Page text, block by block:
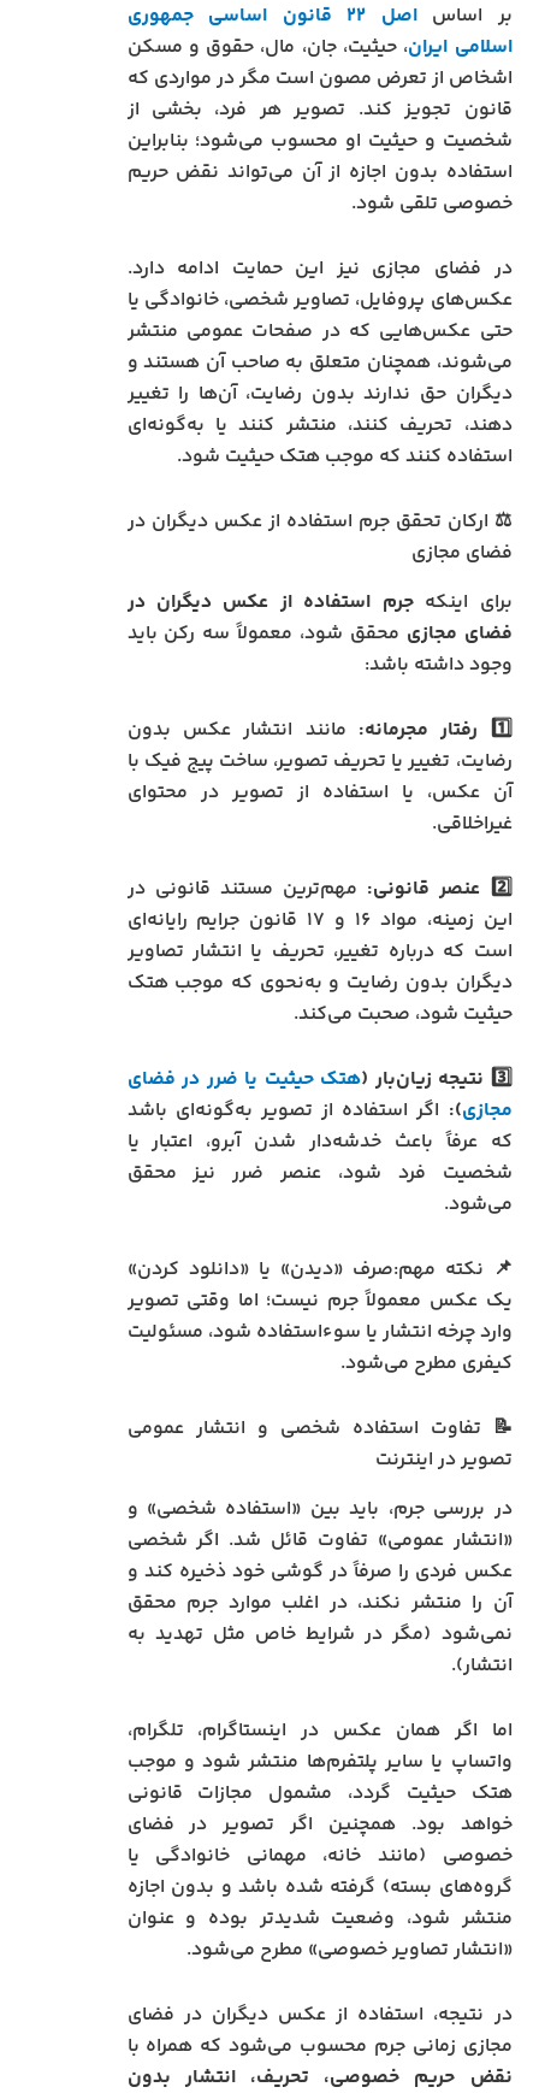
بر اساس
اصل ۲۲ قانون اساسی جمهوری
اسلامی ایران، حیثیت، جان، مال، حقوق و مسکن
اشخاص از تعرض مصون است مگر در مواردی که
قانون تجویز کند. تصویر هر فرد، بخشی از
شخصیت و حیثیت او محسوب می‌شود؛ بنابراین
استفاده بدون اجازه از آن می‌تواند نقض حریم
خصوصی تلقی شود.
در فضای مجازی نیز این حمایت ادامه دارد.
عکس‌های پروفایل، تصاویر شخصی، خانوادگی یا
حتی عکس‌هایی که در صفحات عمومی منتشر
می‌شوند، همچنان متعلق به صاحب آن هستند و
دیگران حق ندارند بدون رضایت، آن‌ها را تغییر
دهند، تحریف کنند، منتشر کنند یا به‌گونه‌ای
استفاده کنند که موجب هتک حیثیت شود.
⚖️ ارکان تحقق جرم استفاده از عکس دیگران در
فضای مجازی
برای اینکهجرم استفاده از عکس دیگران در
فضای مجازی محقق شود، معمولاً سه رکن باید
وجود داشته باشد:
1️⃣ رفتار مجرمانه: مانند انتشار عکس بدون
رضایت، تغییر یا تحریف تصویر، ساخت پیج فیک با
آن عکس، یا استفاده از تصویر در محتوای
غیراخلاقی.
2️⃣ عنصر قانونی: مهم‌ترین مستند قانونی در
این زمینه، مواد ۱۶ و ۱۷ قانون جرایم رایانه‌ای
است که درباره تغییر، تحریف یا انتشار تصاویر
دیگران بدون رضایت و به‌نحوی که موجب هتک
حیثیت شود، صحبت می‌کند.
3️⃣ نتیجه زیان‌بار (هتک حیثیت یا ضرر در فضای
مجازی): اگر استفاده از تصویر به‌گونه‌ای باشد
که عرفاً باعث خدشه‌دار شدن آبرو، اعتبار یا
شخصیت فرد شود، عنصر ضرر نیز محقق
می‌شود.
📌 نکته مهم:صرف «دیدن» یا «دانلود کردن»
یک عکس معمولاً جرم نیست؛ اما وقتی تصویر
وارد چرخه انتشار یا سوءاستفاده شود، مسئولیت
کیفری مطرح می‌شود.
📝 تفاوت استفاده شخصی و انتشار عمومی
تصویر در اینترنت
در بررسی جرم، باید بین «استفاده شخصی» و
«انتشار عمومی» تفاوت قائل شد. اگر شخصی
عکس فردی را صرفاً در گوشی خود ذخیره کند و
آن را منتشر نکند، در اغلب موارد جرم محقق
نمی‌شود (مگر در شرایط خاص مثل تهدید به
انتشار).
اما اگر همان عکس در اینستاگرام، تلگرام،
واتساپ یا سایر پلتفرم‌ها منتشر شود و موجب
هتک حیثیت گردد، مشمول مجازات قانونی
خواهد بود. همچنین اگر تصویر در فضای
خصوصی (مانند خانه، مهمانی خانوادگی یا
گروه‌های بسته) گرفته شده باشد و بدون اجازه
منتشر شود، وضعیت شدیدتر بوده و عنوان
«انتشار تصاویر خصوصی» مطرح می‌شود.
در نتیجه، استفاده از عکس دیگران در فضای
مجازی زمانی جرم محسوب می‌شود که همراه با
نقض حریم خصوصی، تحریف، انتشار بدون